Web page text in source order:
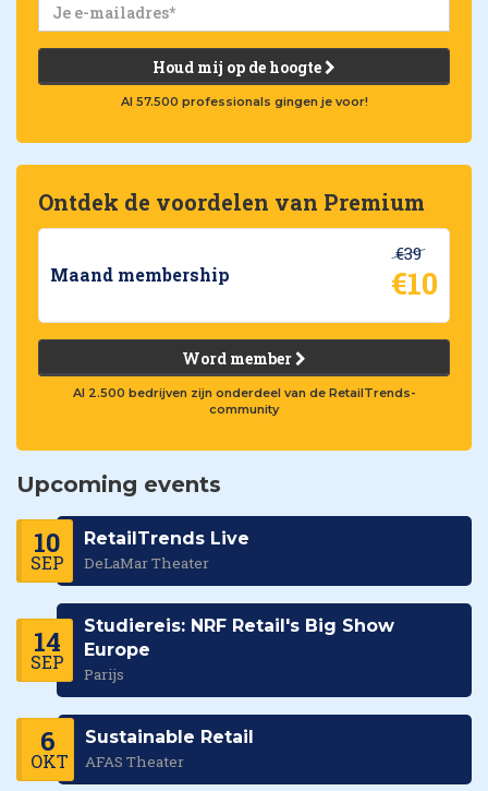
Houd mij op de hoogte
Al 57.500 professionals gingen je voor!
Ontdek de voordelen van Premium
Maand membership
€39
€10
Word member
Al 2.500 bedrijven zijn onderdeel van de RetailTrends-
community
Upcoming events
10
SEP
RetailTrends Live
DeLaMar Theater
14
SEP
Studiereis: NRF Retail's Big Show
Europe
Parijs
6
OKT
Sustainable Retail
AFAS Theater